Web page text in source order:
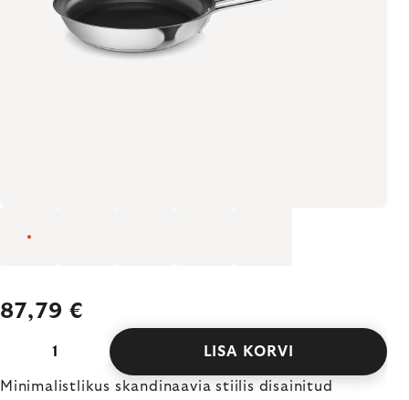
87,79 €
LISA KORVI
Minimalistlikus skandinaavia stiilis disainitud